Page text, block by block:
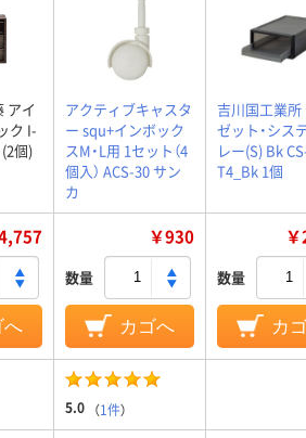
アイ
ク I-
個)
アクティブキャスタ
ー squ+インボック
スM・L用 1セット（4
個入） ACS-30 サン
カ
吉川国工業所
ゼット・シス
レー(S) Bk
T4_Bk 1個
へ
￥930
数量
カゴへ
数量
カ
5.0 （1件）